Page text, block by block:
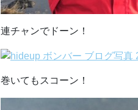
連チャンでドーン！
巻いてもスコーン！